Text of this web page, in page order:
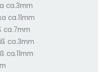
ca.3mm
ca.11mm
ca.7mm
ca.3mm
ca.11mm